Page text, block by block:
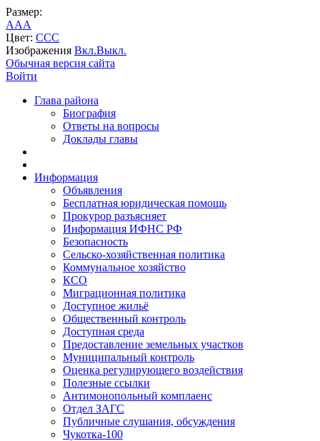
Размер:
AAA
Цвет: CCC
Изображения Вкл.Выкл.
Обычная версия сайта
Войти
Глава района
Биография
Ответы на вопросы
Доклады главы
Информация
Объявления
Бесплатная юридическая помощь
Прокурор разъясняет
Информация ИФНС РФ
Безопасность
Сельско-хозяйственная политика
Коммунальное хозяйство
КСО
Миграционная политика
Доступное жильё
Общественный контроль
Доступная среда
Предоставление земельных участков
Муниципальный контроль
Оценка регулирующего воздействия
Полезные ссылки
Антимонопольный комплаенс
Отдел ЗАГС
Публичные слушания, обсуждения
Чукотка-100